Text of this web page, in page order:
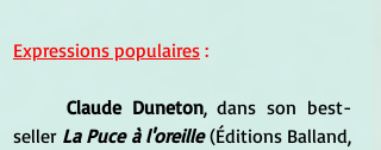
Expressions populaires :
Claude Duneton, dans son best-
seller La Puce à l'oreille (Éditions Balland,